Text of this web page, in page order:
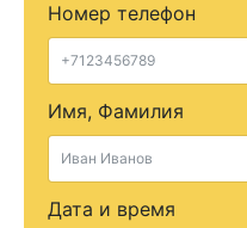
Номер телефон
Имя, Фамилия
Дата и время